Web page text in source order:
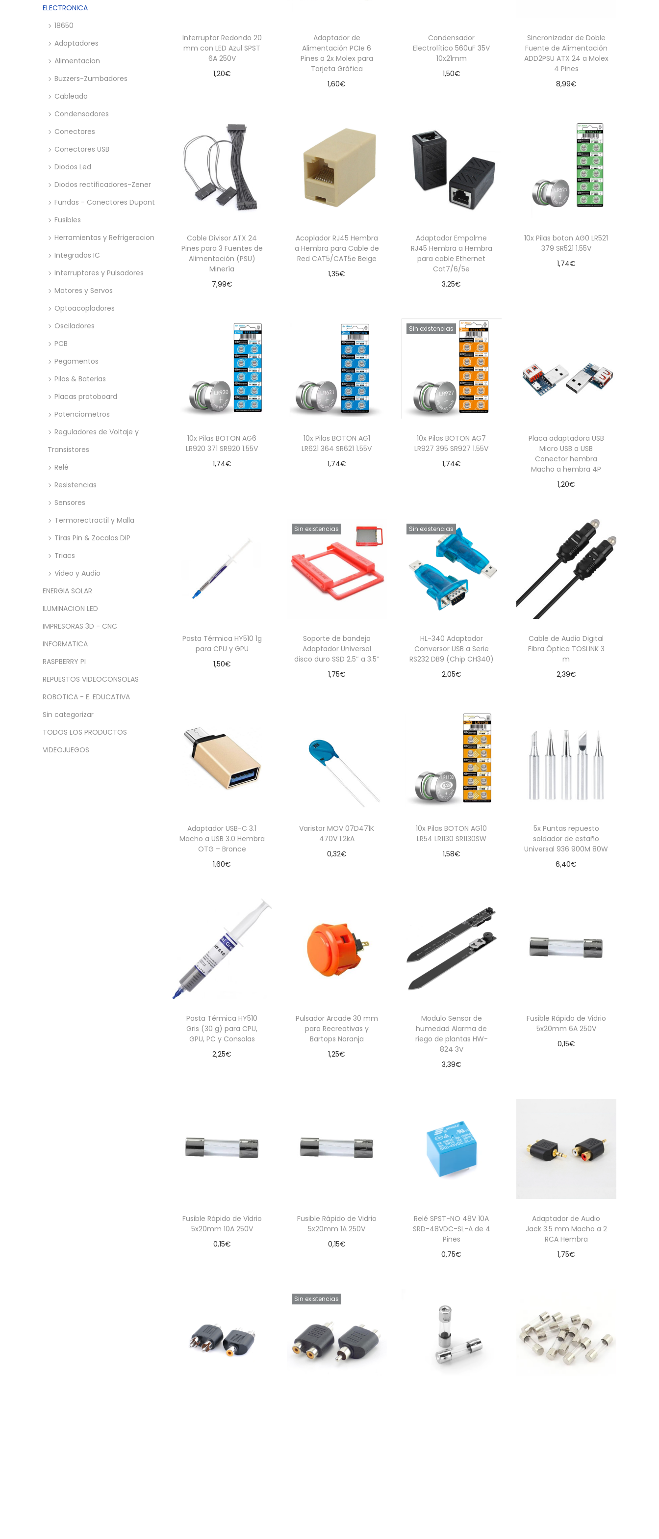
Interruptor Redondo 20
mm con LED Azul SPST
6A 250V
1,20€
Adaptador de
Alimentación PCIe 6
Pines a 2x Molex para
Tarjeta Gráfica
1,60€
Condensador
Electrolítico 560uF 35V
10x21mm
1,50€
Sincronizador de Doble
Fuente de Alimentación
ADD2PSU ATX 24 a Molex
4 Pines
8,99€
Cable Divisor ATX 24
Pines para 3 Fuentes de
Alimentación (PSU)
Minería
7,99€
Acoplador RJ45 Hembra
a Hembra para Cable de
Red CAT5/CAT5e Beige
1,35€
Adaptador Empalme
RJ45 Hembra a Hembra
para cable Ethernet
Cat7/6/5e
3,25€
10x Pilas boton AG0 LR521
379 SR521 1.55V
1,74€
10x Pilas BOTON AG6
LR920 371 SR920 1.55V
1,74€
10x Pilas BOTON AG1
LR621 364 SR621 1.55V
1,74€
Sin existencias
10x Pilas BOTON AG7
LR927 395 SR927 1.55V
1,74€
Placa adaptadora USB
Micro USB a USB
Conector hembra
Macho a hembra 4P
1,20€
Pasta Térmica HY510 1g
para CPU y GPU
1,50€
Sin existencias
Soporte de bandeja
Adaptador Universal
disco duro SSD 2.5″ a 3.5″
1,75€
Sin existencias
HL-340 Adaptador
Conversor USB a Serie
RS232 DB9 (Chip CH340)
2,05€
Cable de Audio Digital
Fibra Óptica TOSLINK 3
m
2,39€
Adaptador USB-C 3.1
Macho a USB 3.0 Hembra
OTG – Bronce
1,60€
Varistor MOV 07D471K
470V 1.2kA
0,32€
10x Pilas BOTON AG10
LR54 LR1130 SR1130SW
1,58€
5x Puntas repuesto
soldador de estaño
Universal 936 900M 80W
6,40€
Pasta Térmica HY510
Gris (30 g) para CPU,
GPU, PC y Consolas
2,25€
Pulsador Arcade 30 mm
para Recreativas y
Bartops Naranja
1,25€
Modulo Sensor de
humedad Alarma de
riego de plantas HW-
824 3V
3,39€
Fusible Rápido de Vidrio
5x20mm 6A 250V
0,15€
Fusible Rápido de Vidrio
5x20mm 10A 250V
0,15€
Fusible Rápido de Vidrio
5x20mm 1A 250V
0,15€
Relé SPST-NO 48V 10A
SRD-48VDC-SL-A de 4
Pines
0,75€
Adaptador de Audio
Jack 3.5 mm Macho a 2
RCA Hembra
1,75€
Sin existencias
m
m
ELECTRONICA
18650
Adaptadores
Alimentacion
Buzzers-Zumbadores
Cableado
Condensadores
Conectores
Conectores USB
Diodos Led
Diodos rectificadores-Zener
Fundas - Conectores Dupont
Fusibles
Herramientas y Refrigeracion
Integrados IC
Interruptores y Pulsadores
Motores y Servos
Optoacopladores
Osciladores
PCB
Pegamentos
Pilas & Baterias
Placas protoboard
Potenciometros
Reguladores de Voltaje y
Transistores
Relé
Resistencias
Sensores
Termorectractil y Malla
Tiras Pin & Zocalos DIP
Triacs
Video y Audio
ENERGIA SOLAR
ILUMINACION LED
IMPRESORAS 3D - CNC
INFORMATICA
RASPBERRY PI
REPUESTOS VIDEOCONSOLAS
ROBOTICA - E. EDUCATIVA
Sin categorizar
TODOS LOS PRODUCTOS
VIDEOJUEGOS